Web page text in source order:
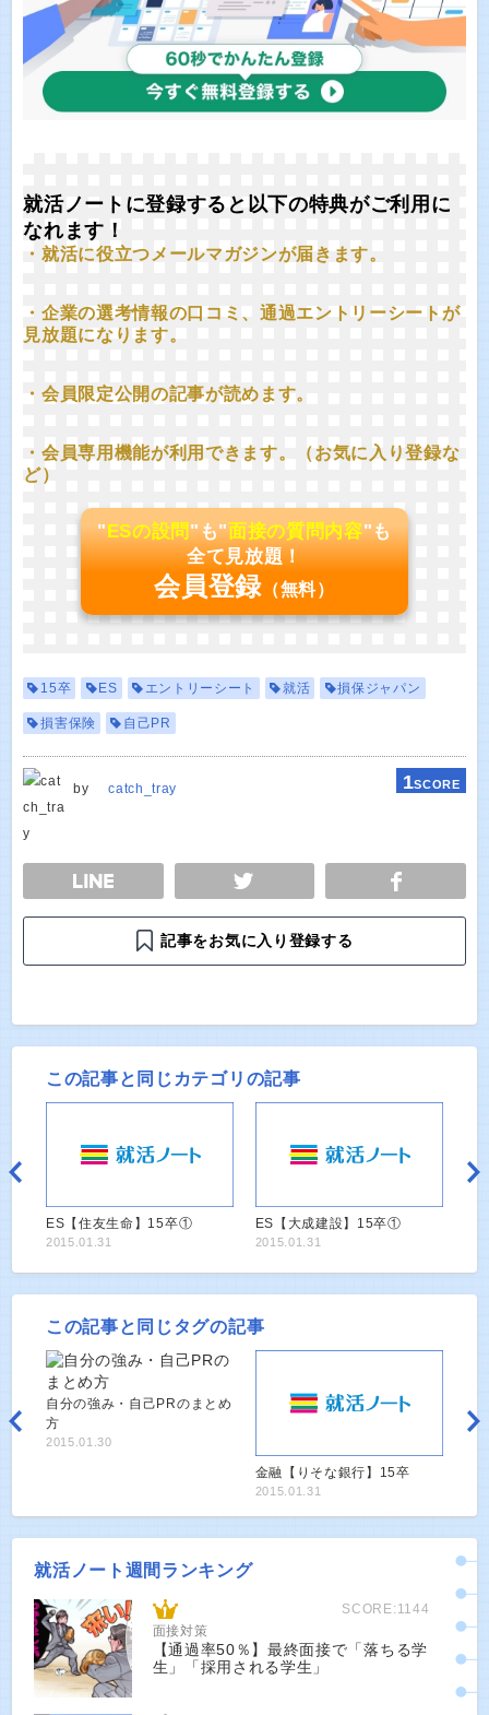
就活ノートに登録すると以下の特典がご利用に
なれます！
・就活に役立つメールマガジンが届きます。
・企業の選考情報の口コミ、通過エントリーシートが
見放題になります。
・会員限定公開の記事が読めます。
・会員専用機能が利用できます。（お気に入り登録な
ど）
"ESの設問"も"面接の質問内容"も
全て見放題！
会員登録 （無料）
15卒 ES エントリーシート 就活 損保ジャパン
損害保険 自己PR
by catch_tray 1SCORE
TWEET
記事をお気に入り登録する
この記事と同じカテゴリの記事
ES【住友生命】15卒①
2015.01.31
ES【大成建設】15卒①
2015.01.31
この記事と同じタグの記事
自分の強み・自己PRのまとめ
方
2015.01.30
金融【りそな銀行】15卒
2015.01.31
就活ノート週間ランキング
SCORE:1144
面接対策
【通過率50％】最終面接で「落ちる学
生」「採用される学生」